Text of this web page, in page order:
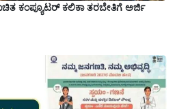
ಕಂಪ್ಯೂಟರ್ ಕಲಿಕಾ ತರಬೇತಿಗೆ ಅರ್ಜಿ